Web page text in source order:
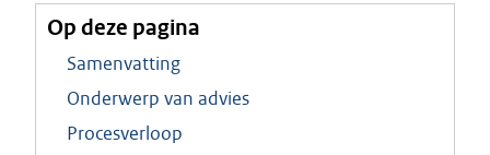
Op deze pagina
Samenvatting
Onderwerp van advies
Procesverloop